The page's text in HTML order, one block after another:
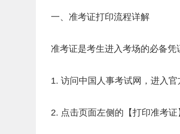
一、准考证打印流程详解
准考证是考生进入考场的必备凭
1. 访问中国人事考试网，进入官
2. 点击页面左侧的【打印准考证